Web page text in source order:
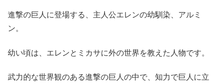
進撃の巨人に登場する、主人公エレンの幼馴染、アルミ
ン。
幼い頃は、エレンとミカサに外の世界を教えた人物です。
武力的な世界観のある進撃の巨人の中で、知力で巨人に立